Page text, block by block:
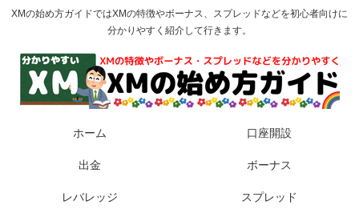
XMの始め方ガイドではXMの特徴やボーナス、スプレッドなどを初心者向けに
分かりやすく紹介して行きます。
ホーム 口座開設
出金 ボーナス
レバレッジ スプレッド